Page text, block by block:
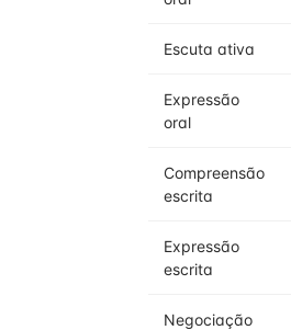
Escuta ativa
Expressão
oral
Compreensão
escrita
Expressão
escrita
Negociação